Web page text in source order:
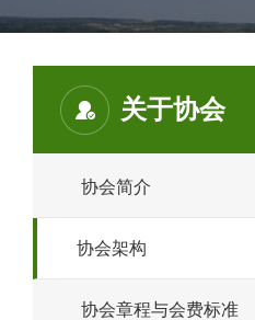
关于协会
协会简介
协会架构
协会章程与会费标准